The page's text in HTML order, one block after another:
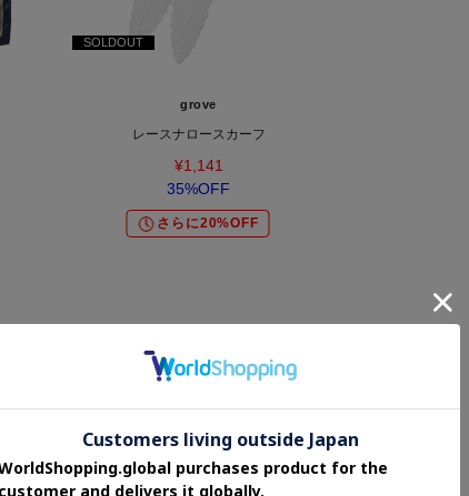
SOLDOUT
grove
レースナロースカーフ
¥1,141
35%OFF
さらに20%OFF